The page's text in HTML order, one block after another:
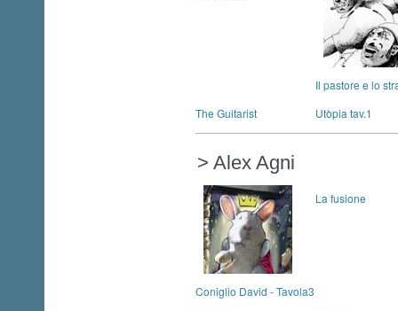
Il pastore e lo
The Guitarist
Utòpia tav.1
> Alex Agni
Coniglio David - Tavola3
La fusione